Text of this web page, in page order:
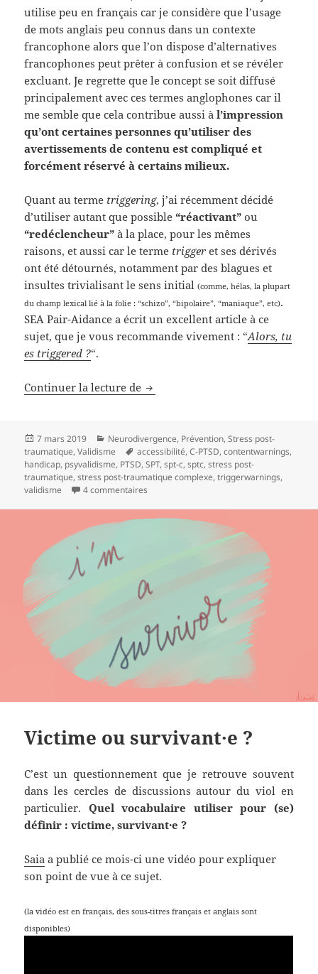
utilise peu en français car je considère que l’usage
de mots anglais peu connus dans un contexte
francophone alors que l’on dispose d’alternatives
francophones peut prêter à confusion et se révéler
excluant. Je regrette que le concept se soit diffusé
principalement avec ces termes anglophones car il
me semble que cela contribue aussi àl’impression
qu’ont certaines personnes qu’utiliser des
avertissements de contenu est compliqué et
forcément réservé à certains milieux.
Quant au terme triggering, j’ai récemment décidé
d’utiliser autant que possible“réactivant” ou
“redéclencheur” à la place, pour les mêmes
raisons, et aussi car le terme trigger et ses dérivés
ont été détournés, notamment par des blagues et
insultes trivialisant le sens initial(comme, hélas, la plupart
du champ lexical lié à la folie : “schizo”, “bipolaire”, “maniaque”, etc).
SEA Pair-Aidance a écrit un excellent article à ce
sujet, que je vous recommande vivement : “Alors, tu
es triggered ?“.
Continuer la lecture de Les avertissements de contenu
Publié
le
7 mars 2019 Catégories
Neurodivergence, Prévention,Stress post-
traumatique,Validisme
Mots-
clés
accessibilité,C-PTSD,contentwarnings,
handicap, psyvalidisme, PTSD,SPT,spt-c,sptc,stress post-
traumatique,stress post-traumatique complexe,triggerwarnings,
validisme
4 commentaires
Victime ou survivant·e ?
C’est un questionnement que je retrouve souvent
dans les cercles de discussions autour du viol en
particulier. Quel vocabulaire utiliser pour (se)
définir : victime, survivant·e ?
Saia a publié ce mois-ci une vidéo pour expliquer
son point de vue à ce sujet.
(la vidéo est en français, des sous-titres français et anglais sont
disponibles)